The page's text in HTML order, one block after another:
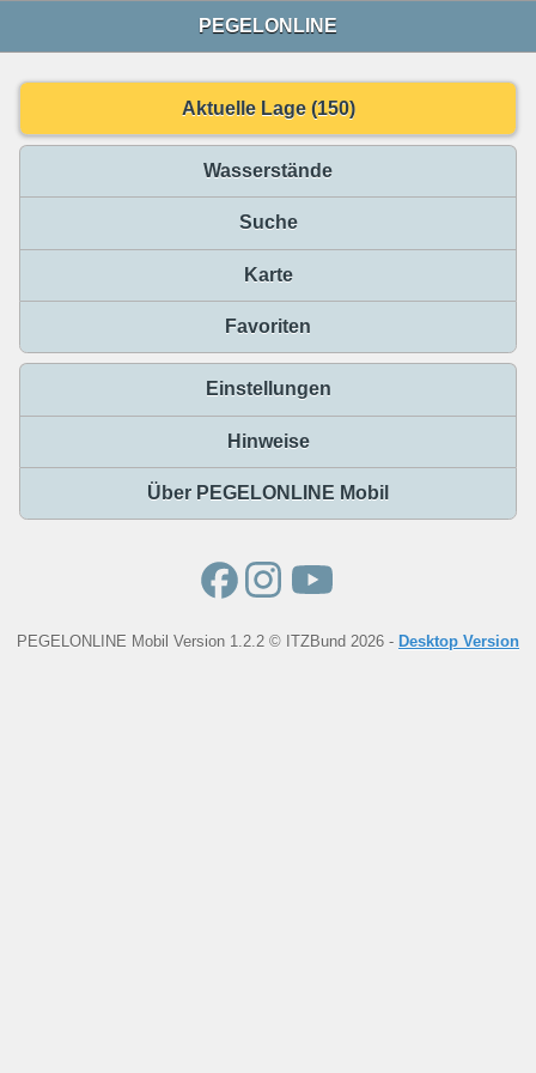
PEGELONLINE
Aktuelle Lage (150)
Wasserstände
Suche
Karte
Favoriten
Einstellungen
Hinweise
Über PEGELONLINE Mobil
PEGELONLINE Mobil Version 1.2.2 © ITZBund 2026 - Desktop Version